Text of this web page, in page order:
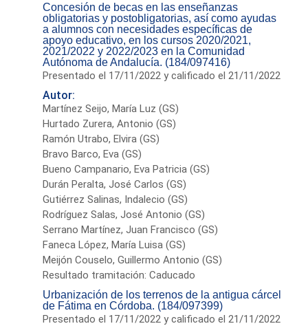
Concesión de becas en las enseñanzas
obligatorias y postobligatorias, así como ayudas
a alumnos con necesidades específicas de
apoyo educativo, en los cursos 2020/2021,
2021/2022 y 2022/2023 en la Comunidad
Autónoma de Andalucía. (184/097416)
Presentado el 17/11/2022 y calificado el 21/11/2022
Autor:
Martínez Seijo, María Luz (GS)
Hurtado Zurera, Antonio (GS)
Ramón Utrabo, Elvira (GS)
Bravo Barco, Eva (GS)
Bueno Campanario, Eva Patricia (GS)
Durán Peralta, José Carlos (GS)
Gutiérrez Salinas, Indalecio (GS)
Rodríguez Salas, José Antonio (GS)
Serrano Martínez, Juan Francisco (GS)
Faneca López, María Luisa (GS)
Meijón Couselo, Guillermo Antonio (GS)
Resultado tramitación: Caducado
Urbanización de los terrenos de la antigua cárcel
de Fátima en Córdoba. (184/097399)
Presentado el 17/11/2022 y calificado el 21/11/2022